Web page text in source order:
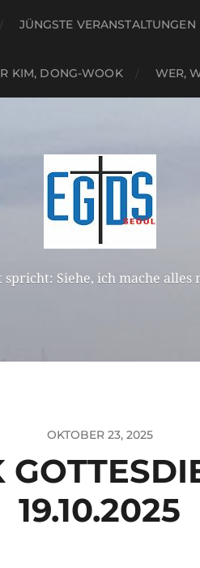
JÜNGSTE VERANSTALTUNGEN
KIM, DONG-WOOK WER,
spricht: Siehe, ich mache alles
OKTOBER 23, 2025
19.10.2025